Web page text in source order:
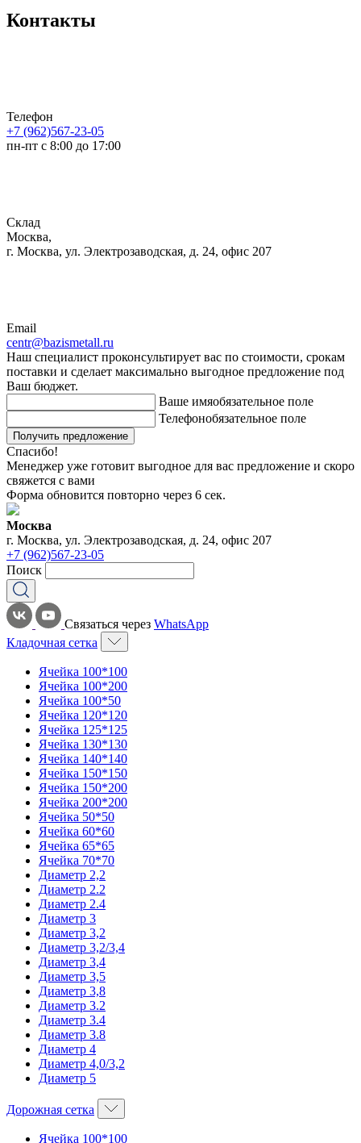
Контакты
Телефон
+7 (962)567-23-05
пн-пт с 8:00 до 17:00
Склад
Москва,
г. Москва, ул. Электрозаводская, д. 24, офис 207
Email
centr@bazismetall.ru
Наш специалист проконсультирует вас по стоимости, срокам
поставки и сделает максимально выгодное предложение под
Ваш бюджет.
Ваше имяобязательное поле
Телефонобязательное поле
Получить предложение
Спасибо!
Менеджер уже готовит выгодное для вас предложение и скоро
свяжется с вами
Форма обновится повторно через 6 сек.
Москва
г. Москва, ул. Электрозаводская, д. 24, офис 207
+7 (962)567-23-05
Поиск
Связаться через WhatsApp
Кладочная сетка
Ячейка 100*100
Ячейка 100*200
Ячейка 100*50
Ячейка 120*120
Ячейка 125*125
Ячейка 130*130
Ячейка 140*140
Ячейка 150*150
Ячейка 150*200
Ячейка 200*200
Ячейка 50*50
Ячейка 60*60
Ячейка 65*65
Ячейка 70*70
Диаметр 2,2
Диаметр 2.2
Диаметр 2.4
Диаметр 3
Диаметр 3,2
Диаметр 3,2/3,4
Диаметр 3,4
Диаметр 3,5
Диаметр 3,8
Диаметр 3.2
Диаметр 3.4
Диаметр 3.8
Диаметр 4
Диаметр 4,0/3,2
Диаметр 5
Дорожная сетка
Ячейка 100*100